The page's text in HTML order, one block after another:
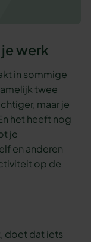
werk
in sommige
twee
maar je
het heeft nog
je
en anderen
op de
doet dat iets